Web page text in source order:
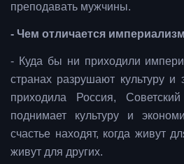
преподавать мужчины.
- Чем отличается
- Куда бы ни приходили
странах разрушают культуру и
приходила Россия,
поднимает культуру и
счастье находят, когда живут
живут для других.